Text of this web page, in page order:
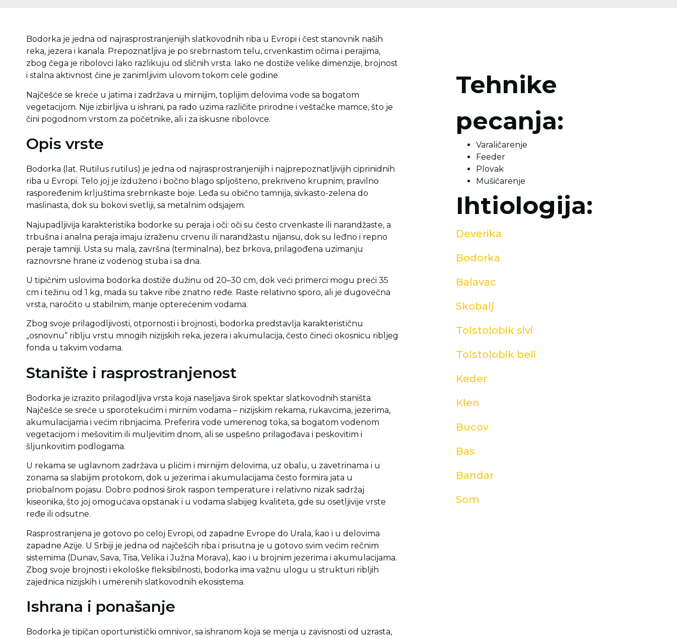
Bodorka je jedna od najrasprostranjenijih slatkovodnih riba u Evropi i čest stanovnik naših
reka, jezera i kanala. Prepoznatljiva je po srebrnastom telu, crvenkastim očima i perajima,
zbog čega je ribolovci lako razlikuju od sličnih vrsta. Iako ne dostiže velike dimenzije, brojnost
i stalna aktivnost čine je zanimljivim ulovom tokom cele godine.
Najčešće se kreće u jatima i zadržava u mirnijim, toplijim delovima vode sa bogatom
vegetacijom. Nije izbirljiva u ishrani, pa rado uzima različite prirodne i veštačke mamce, što je
čini pogodnom vrstom za početnike, ali i za iskusne ribolovce.
Opis vrste
Bodorka (lat. Rutilus rutilus) je jedna od najrasprostranjenijih i najprepoznatljivijih ciprinidnih
riba u Evropi. Telo joj je izduženo i bočno blago spljošteno, prekriveno krupnim, pravilno
raspoređenim krljuštima srebrnkaste boje. Leđa su obično tamnija, sivkasto-zelena do
maslinasta, dok su bokovi svetliji, sa metalnim odsjajem.
Najupadljivija karakteristika bodorke su peraja i oči: oči su često crvenkaste ili narandžaste, a
trbušna i analna peraja imaju izraženu crvenu ili narandžastu nijansu, dok su leđno i repno
peraje tamniji. Usta su mala, završna (terminalna), bez brkova, prilagođena uzimanju
raznovrsne hrane iz vodenog stuba i sa dna.
U tipičnim uslovima bodorka dostiže dužinu od 20–30 cm, dok veći primerci mogu preći 35
cm i težinu od 1 kg, mada su takve ribe znatno ređe. Raste relativno sporo, ali je dugovečna
vrsta, naročito u stabilnim, manje opterećenim vodama.
Zbog svoje prilagodljivosti, otpornosti i brojnosti, bodorka predstavlja karakterističnu
„osnovnu“ riblju vrstu mnogih nizijskih reka, jezera i akumulacija, često čineći okosnicu ribljeg
fonda u takvim vodama.
Stanište i rasprostranjenost
Bodorka je izrazito prilagodljiva vrsta koja naseljava širok spektar slatkovodnih staništa.
Najčešće se sreće u sporotekućim i mirnim vodama – nizijskim rekama, rukavcima, jezerima,
akumulacijama i većim ribnjacima. Preferira vode umerenog toka, sa bogatom vodenom
vegetacijom i mešovitim ili muljevitim dnom, ali se uspešno prilagođava i peskovitim i
šljunkovitim podlogama.
U rekama se uglavnom zadržava u plićim i mirnijim delovima, uz obalu, u zavetrinama i u
zonama sa slabijim protokom, dok u jezerima i akumulacijama često formira jata u
priobalnom pojasu. Dobro podnosi širok raspon temperature i relativno nizak sadržaj
kiseonika, što joj omogućava opstanak i u vodama slabijeg kvaliteta, gde su osetljivije vrste
ređe ili odsutne.
Rasprostranjena je gotovo po celoj Evropi, od zapadne Evrope do Urala, kao i u delovima
zapadne Azije. U Srbiji je jedna od najčešćih riba i prisutna je u gotovo svim većim rečnim
sistemima (Dunav, Sava, Tisa, Velika i Južna Morava), kao i u brojnim jezerima i akumulacijama.
Zbog svoje brojnosti i ekološke fleksibilnosti, bodorka ima važnu ulogu u strukturi ribljih
zajednica nizijskih i umerenih slatkovodnih ekosistema.
Ishrana i ponašanje
Bodorka je tipičan oportunistički omnivor, sa ishranom koja se menja u zavisnosti od uzrasta,
Tehnike
pecanja:
Varaličarenje
Feeder
Plovak
Mušičarenje
Ihtiologija:
Deverika
Bodorka
Balavac
Skobalj
Tolstolobik sivi
Tolstolobik beli
Keder
Klen
Bucov
Bas
Bandar
Som